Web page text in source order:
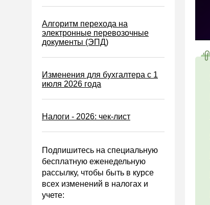
Статистика
Самозанятые
Банк
Онлайн-кассы ККТ ККМ
деятельности (АХД)
Охрана труда и аттестация
Охрана труда
Валютные операции
Алгоритм перехода на
электронные перевозочные
документы (ЭПД)
Изменения для бухгалтера с 1
июля 2026 года
Налоги - 2026: чек-лист
Подпишитесь на специальную
бесплатную еженедельную
рассылку, чтобы быть в курсе
всех изменений в налогах и
учете: